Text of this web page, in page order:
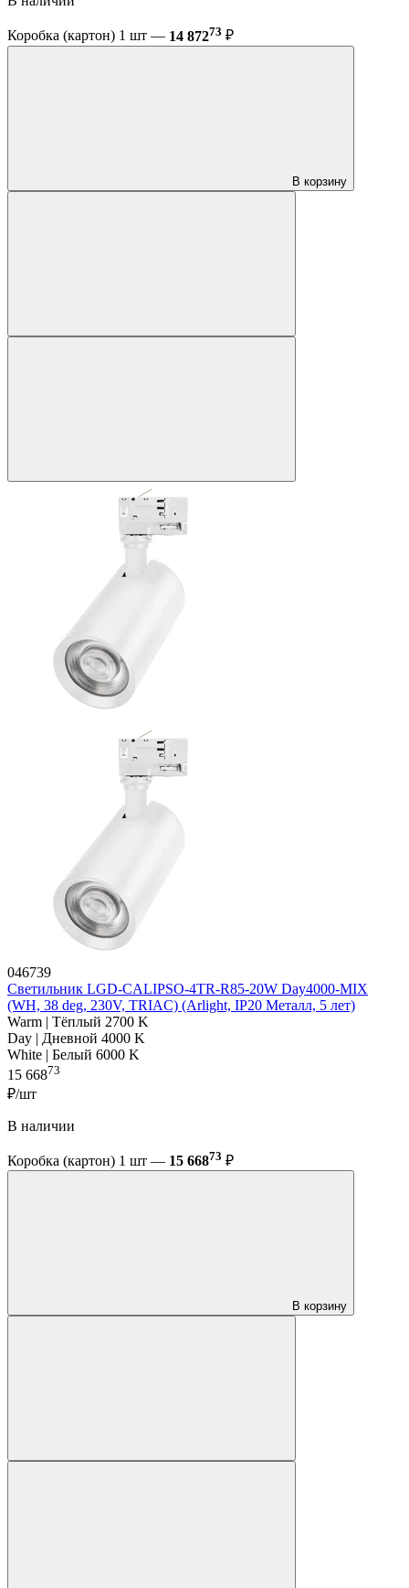
Коробка (картон) 1 шт — 14 87273 ₽
В корзину
046739
Светильник LGD-CALIPSO-4TR-R85-20W Day4000-MIX
(WH, 38 deg, 230V, TRIAC) (Arlight, IP20 Металл, 5 лет)
Warm | Тёплый 2700 K
Day | Дневной 4000 K
White | Белый 6000 K
15 66873
₽/шт
В наличии
Коробка (картон) 1 шт — 15 66873 ₽
В корзину